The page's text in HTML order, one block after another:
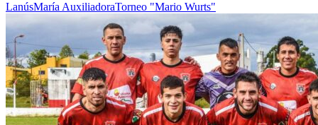
LanúsMaría AuxiliadoraTorneo "Mario Wurts"